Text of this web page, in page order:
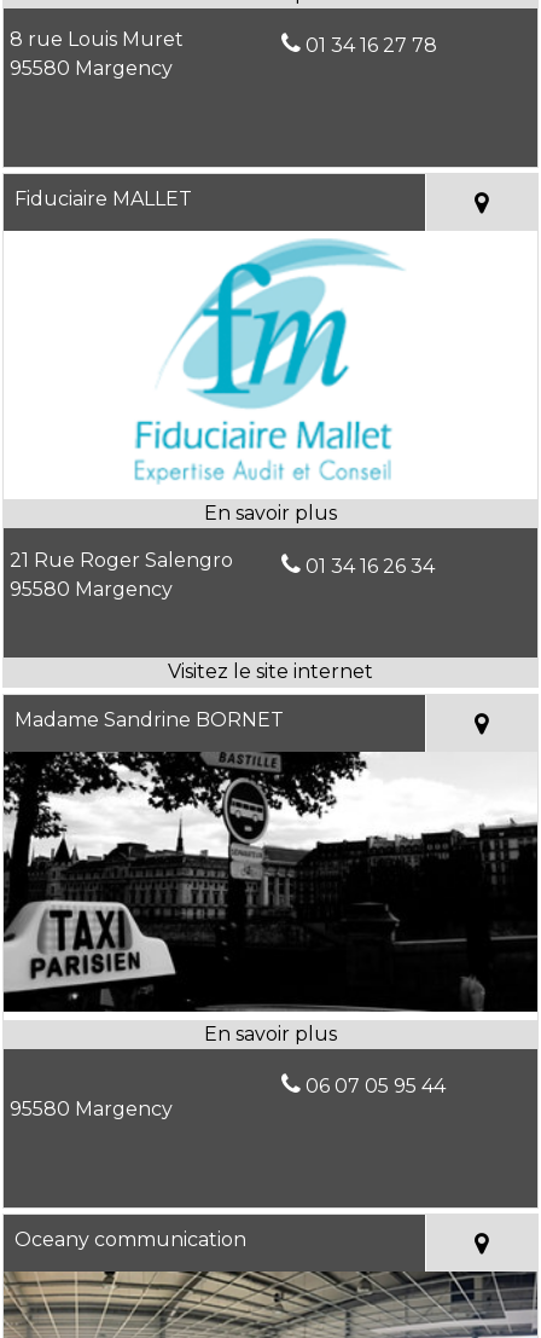
8 rue Louis Muret
95580 Margency
01 34 16 27 78
Fiduciaire MALLET
21 Rue Roger Salengro
95580 Margency
01 34 16 26 34
Madame Sandrine BORNET
95580 Margency
06 07 05 95 44
Oceany communication